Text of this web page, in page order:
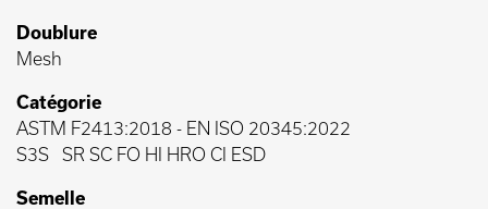
Doublure
Mesh
Catégorie
ASTM F2413:2018 - EN ISO 20345:2022
S3S
SR SC FO HI HRO CI ESD
Semelle